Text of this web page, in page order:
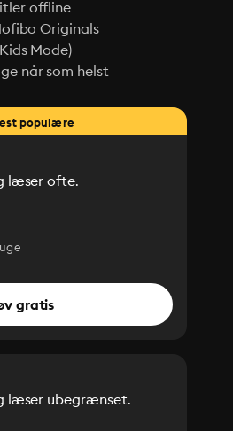
offline
Originals
Mode)
når som helst
populære
læser ofte.
gratis
læser ubegrænset.